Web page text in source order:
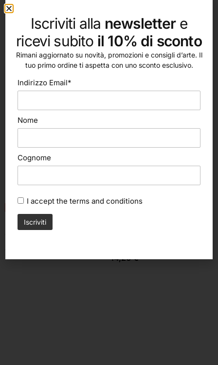
altri nostri prodotti
14,20€
Iscriviti alla newslettere
ricevi subito il 10% di sconto
Rimani aggiornato su novità, promozioni e consigli d’arte. Il
tuo primo ordine ti aspetta con uno sconto esclusivo.
Indirizzo Email*
Nome
Cognome
I accept the terms and conditions